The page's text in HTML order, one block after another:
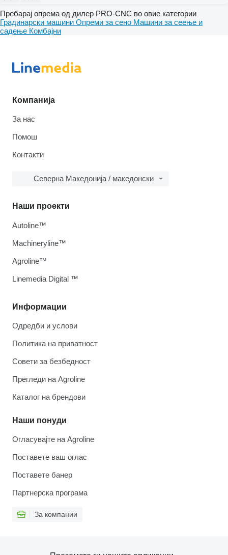
Пребарај опрема од дилер PRO-CNC во овие категории
Градинарски машини Опреми за сено Машини за сеење и
садење Комбајни
Компанија
За нас
Помош
Контакти
Северна Македонија / македонски
Информации
Одредби и услови
Политика на приватност
Совети за безбедност
Прегледи на Agroline
Каталог на брендови
Наши понуди
Огласувајте на Agroline
Поставете ваш оглас
Поставете банер
Партнерска програма
За компании
Наши проекти
Autoline™
Machineryline™
Agroline™
Linemedia Digital ™